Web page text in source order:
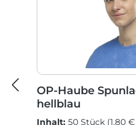
OP-Haube
hellblau
Inhalt: 50 Stück (1,80